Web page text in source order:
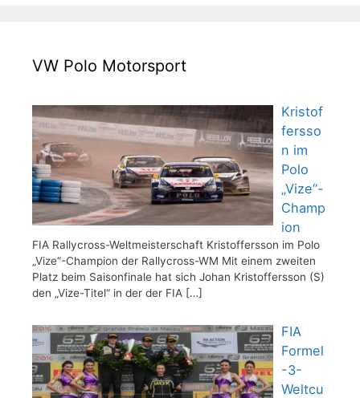
VW Polo Motorsport
Kristof
fersso
n im
Polo
„Vize“-
Champ
ion
FIA Rallycross-Weltmeisterschaft Kristoffersson im Polo
„Vize“-Champion der Rallycross-WM Mit einem zweiten
Platz beim Saisonfinale hat sich Johan Kristoffersson (S)
den „Vize-Titel“ in der der FIA […]
FIA
Formel
-3-
Weltcu